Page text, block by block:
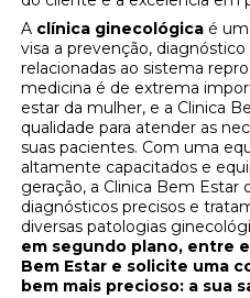
A clínica ginecológica é
visa a prevenção,
relacionadas ao sistema
medicina é de extrema
estar da mulher, e a Clinica
qualidade para atender as
suas pacientes. Com uma
altamente capacitados e
geração, a Clinica Bem
diagnósticos precisos e
diversas patologias
em segundo plano, entre
Bem Estar e solicite uma
bem mais precioso: a sua